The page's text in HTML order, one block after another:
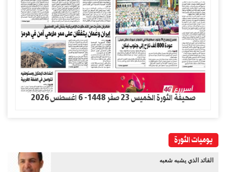
صحيفة الثورة الخميس 23 صفر 1448- 6 اغسطس 2026
يوميات الثورة
القائد الذي يشبه شعبه